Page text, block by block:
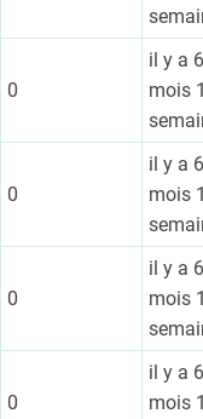
0
il y a 6
mois
0
il y a 6
mois
0
il y a 6
mois
0
il y a 6
mois